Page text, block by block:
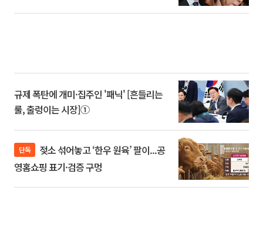
규제 폭탄에 개미·집주인 '패닉' [흔들리는
룰, 출렁이는 시장]①
단독
영홈쇼핑 표기·검증 구멍